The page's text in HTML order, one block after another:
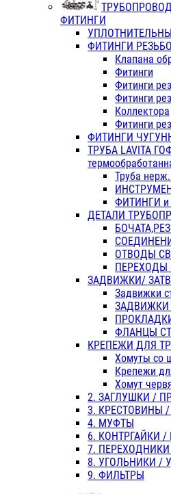
ФИТИНГИ
ФИТИНГИ
Клапана
Фитинги
Фитинги
Фитинги
Коллектора
Фитинги
ФИТИНГИ
ТРУБА LAVITA
Труба нерж.
ФИТИНГИ и
ДЕТАЛИ
ОТВОДЫ
ПЕРЕХОДЫ
ЗАДВИЖКИ/
Задвижки
ЗАДВИЖКИ
ФЛАНЦЫ
КРЕПЕЖИ ДЛЯ
Хомуты со
Крепежи
Хомут
2. ЗАГЛУШКИ /
3. КРЕСТОВИНЫ
4. МУФТЫ
6. КОНТРГАЙКИ
7.
8. УГОЛЬНИКИ /
9. ФИЛЬТРЫ